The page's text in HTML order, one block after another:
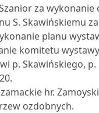
za wykonanie
S. Skawińskiemu
planu
komitetu
p. Skawińskiego,
hr.
ozdobnych.